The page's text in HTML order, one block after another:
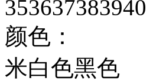
353637383940
颜色：
米白色黑色